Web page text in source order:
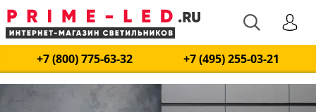
+7 (800) 775-63-32 +7 (495) 255-03-21